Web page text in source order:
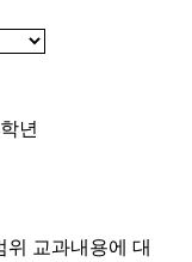
년
위 교과내용에 대